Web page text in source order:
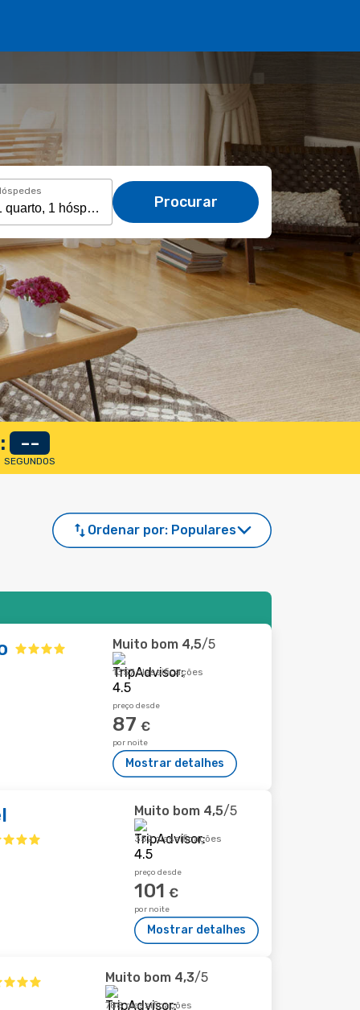
Procurar
: --
SEGUNDOS
Ordenar por: Populares
Muito bom 4,5/5
1357 classificações
preço desde
87 €
por noite
Mostrar detalhes
Muito bom 4,5/5
352 classificações
preço desde
101 €
por noite
Mostrar detalhes
Muito bom 4,3/5
788 classificações